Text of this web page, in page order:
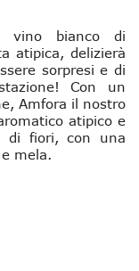
vino bianco di
atipica, delizierà
sorpresi e di
Con un
Amfora il nostro
atipico e
di fiori, con una
mela.